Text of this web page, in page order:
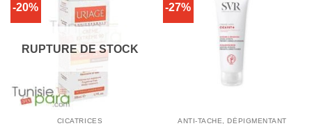
-20%
RUPTURE DE STOCK
CICATRICES
-27%
ANTI-TACHE, DÉPIGMENTANT